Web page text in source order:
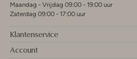
Maandag - Vrijdag 09:00 - 19:00 uur
Zaterdag 09:00 - 17:00 uur
Klantenservice
Account